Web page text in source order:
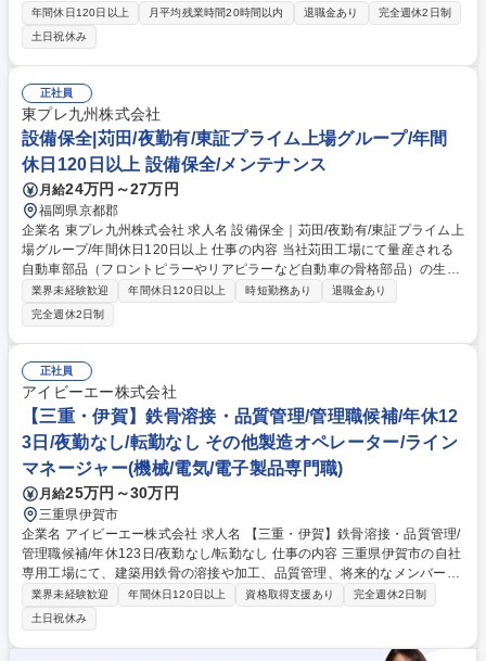
店・建材店等のお客様からの発注時のお電話対応 ■社内の方とのすり合わ
せ ■商材の管理や注文書にもとづく発送手配、業者さんとの価格交渉、配
送の管理などをお任せ致します★★ 営業職に近いものはありますがノルマ
はなし！教育体制も抜群なので 安心して働けます★ 募集職種 ノルマなし
【受注スタッフ】年休126日/残業少なめ/スタンダード上場企業で勤務
年間休日120日以上 月平均残業時間20時間以内 退職金あり
完全週休2日制
土日祝休み
正社員
東プレ九州株式会社
設備保全|苅田/夜勤有/東証プライム上場グループ/年間
休日120日以上 設備保全/メンテナンス
月給24万円～27万円
福岡県京都郡
企業名 東プレ九州株式会社 求人名 設備保全｜苅田/夜勤有/東証プライム上
場グループ/年間休日120日以上 仕事の内容 当社苅田工場にて量産される
自動車部品（フロントピラーやリアピラーなど自動車の骨格部品）の生産
ラインにおける設備保全業務を担当いただきます。 ・生産設備の日常点
検、定期点検、分解整備、オーバーホール ・設備故障発生時の原因究明、
トラブルシューティング、修理対応 ・予備品の管理、発注、在庫最適化
・生産効率向上、品質改善、コスト削減のための設備改善提案およびその
推進 ・製造部署、施工業者、設備メーカーとの連携・調整業務 ・板金金
型メンテナンス業務 など 募集職種 設備保全｜苅田/夜勤有/東証プライム上
場グループ/年間休日120日以上
業界未経験歓迎 年間休日120日以上 時短勤務あり
退職金あり
完全週休2日制
正社員
アイビーエー株式会社
【三重・伊賀】鉄骨溶接・品質管理/管理職候補/年休12
3日/夜勤なし/転勤なし その他製造オペレーター/ライン
マネージャー(機械/電気/電子製品専門職)
月給25万円～30万円
三重県伊賀市
企業名 アイビーエー株式会社 求人名 【三重・伊賀】鉄骨溶接・品質管理/
管理職候補/年休123日/夜勤なし/転勤なし 仕事の内容 三重県伊賀市の自社
専用工場にて、建築用鉄骨の溶接や加工、品質管理、将来的なメンバー育
成等をお任せします。培った製造経験を活かして組織を牽引し、転勤のな
い安定基盤で腰を据えてキャリアを築ける環境です。 自社鉄骨製作専用工
場にて以下の実務と工程・品質管理をお任せします。【具体例】■半自動
溶接やアーク溶接を用いた建築用鉄骨の溶接・組立・加工 ■溶接ロボット
業界未経験歓迎 年間休日120日以上 資格取得支援あり
完全週休2日制
土日祝休み